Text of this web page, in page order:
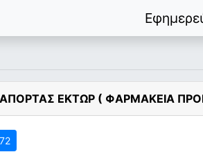
ΕΚΤΩΡ ( ΦΑΡΜΑΚΕΙΑ